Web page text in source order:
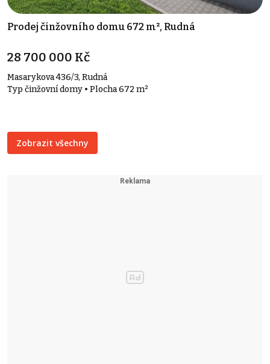
Prodej činžovního domu 672 m², Rudná
28 700 000 Kč
Masarykova 436/3, Rudná
Typ činžovní domy • Plocha 672 m²
Zobrazit všechny